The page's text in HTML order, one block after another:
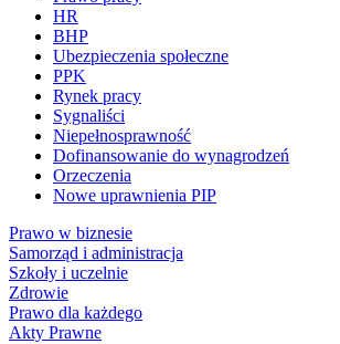
HR
BHP
Ubezpieczenia społeczne
PPK
Rynek pracy
Sygnaliści
Niepełnosprawność
Dofinansowanie do wynagrodzeń
Orzeczenia
Nowe uprawnienia PIP
Prawo w biznesie
Samorząd i administracja
Szkoły i uczelnie
Zdrowie
Prawo dla każdego
Akty Prawne